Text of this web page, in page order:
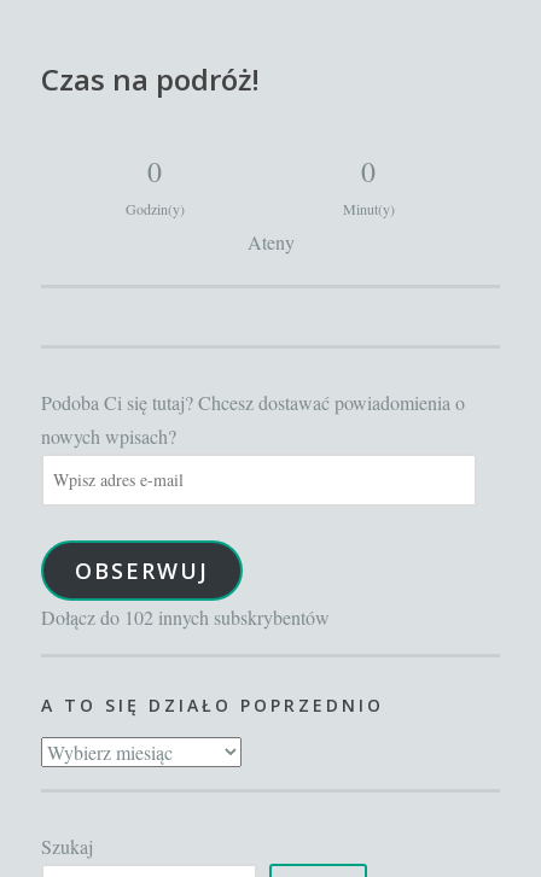
Czas na podróż!
0
Godzin(y)
0
Minut(y)
Ateny
Podoba Ci się tutaj? Chcesz dostawać powiadomienia o
nowych wpisach?
Wpisz
adres
mail
OBSERWUJ
Dołącz do 102 innych subskrybentów
A TO SIĘ DZIAŁO POPRZEDNIO
A
działo
Szukaj